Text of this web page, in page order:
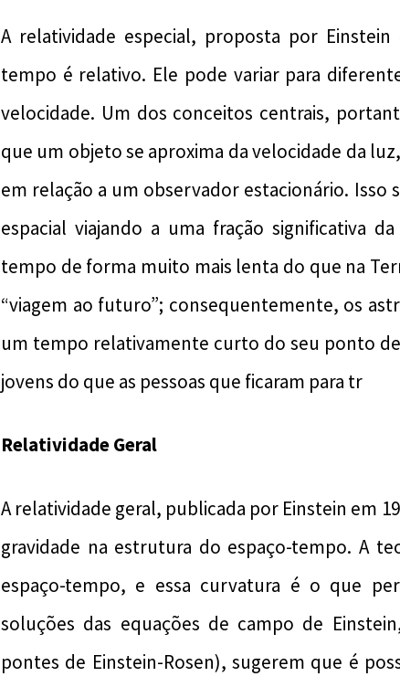
A relatividade especial, proposta por
tempo é relativo. Ele pode variar para
velocidade. Um dos conceitos centrais,
que um objeto se aproxima da velocidade da
em relação a um observador estacionário. Isso
espacial viajando a uma fração significativa
tempo de forma muito mais lenta do que na
“viagem ao futuro”; consequentemente, os
um tempo relativamente curto do seu ponto
jovens do que as pessoas que ficaram para tr
Relatividade Geral
A relatividade geral, publicada por Einstein em
gravidade na estrutura do espaço-tempo. A
espaço-tempo, e essa curvatura é o que
soluções das equações de campo de
pontes de Einstein-Rosen), sugerem que é